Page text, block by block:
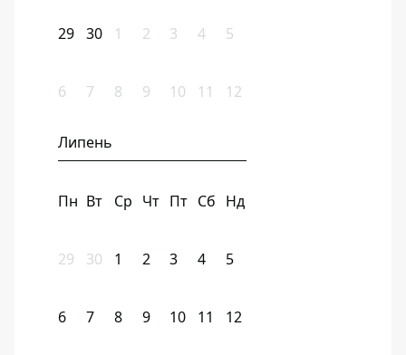
29 30 1 2 3 4 5
6 7 8 9 10 11 12
Липень
Пн Вт Ср Чт Пт Сб Нд
29 30 1 2 3 4 5
6 7 8 9 10 11 12